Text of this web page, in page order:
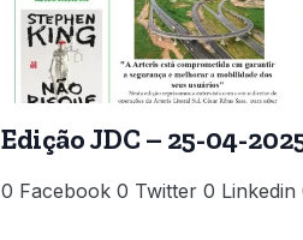
Edição JDC – 25-04-
0 Facebook 0 Twitter 0 Linkedin